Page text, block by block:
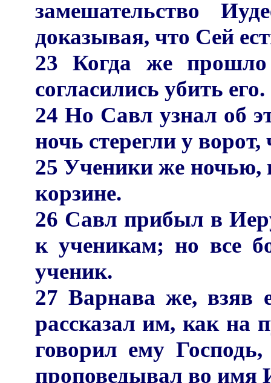
замешательство
доказывая, что Сей
23 Когда же прошло
согласились убить его.
24 Но Савл узнал об
ночь стерегли у
25 Ученики же ночью,
корзине.
26 Савл прибыл в
к ученикам; но все
ученик.
27 Варнава же, взяв
рассказал им, как на
говорил ему
проповедывал во имя